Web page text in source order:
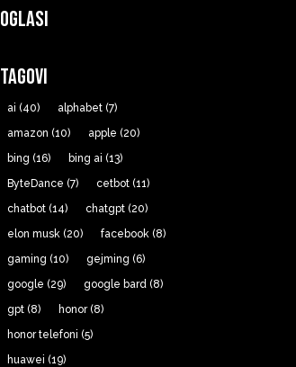
Oglasi
Tagovi
ai (40) alphabet (7)
amazon (10) apple (20)
bing (16) bing ai (13)
ByteDance (7) cetbot (11)
chatbot (14) chatgpt (20)
elon musk (20) facebook (8)
gaming (10) gejming (6)
google (29) google bard (8)
gpt (8) honor(8)
honor telefoni (5)
huawei (19)